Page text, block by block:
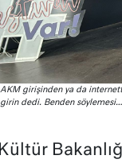
AKM girişinden ya da
girin dedi. Benden söylemesi…
Kültür